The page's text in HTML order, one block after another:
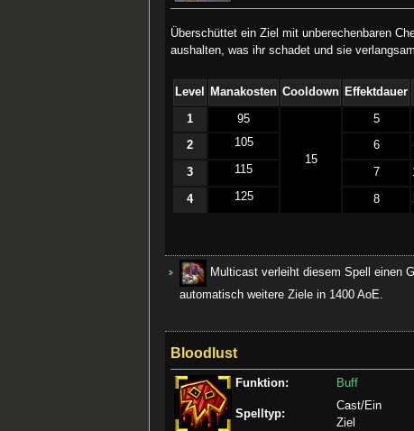
Überschüttet ein Ziel mit unberechenbaren
aushalten, was ihr schadet und sie
Level Manakosten Cooldown Effektdauer
1 95
15
5
2 105 6
3 115 7
4 125 8
Multicast verleiht diesem Spell einen
automatisch weitere Ziele in 1400 AoE.
Bloodlust
Funktion: Buff
Spelltyp:
Cast/Ein
Ziel